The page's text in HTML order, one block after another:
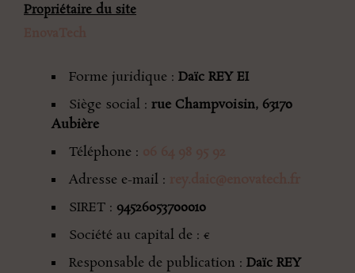
Propriétaire du site
Forme juridique : Daïc REY EI
Siège social : rue Champvoisin, 63170
Aubière
Téléphone :
Adresse e-mail :
SIRET : 94526053700010
Société au capital de : €
Responsable de publication : Daïc REY